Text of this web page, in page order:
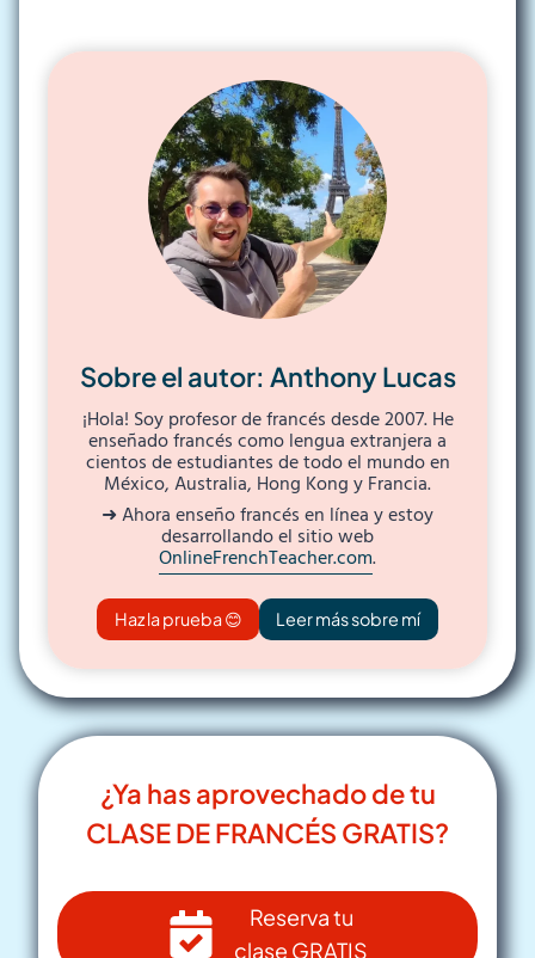
Sobre el autor: Anthony Lucas
¡Hola! Soy profesor de francés desde 2007. He
enseñado francés como lengua extranjera a
cientos de estudiantes de todo el mundo en
México, Australia, Hong Kong y Francia.
➜ Ahora enseño francés en línea y estoy
desarrollando el sitio web
OnlineFrenchTeacher.com.
Haz la prueba 😊 Leer más sobre mí
¿Ya has aprovechado de tu
CLASE DE FRANCÉS GRATIS?
Reserva tu
clase GRATIS